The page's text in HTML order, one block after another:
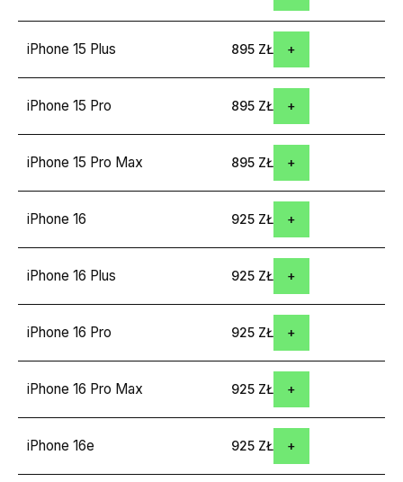
iPhone 15 Plus 895 ZŁ
iPhone 15 Pro 895 ZŁ
iPhone 15 Pro Max 895 ZŁ
iPhone 16 925 ZŁ
iPhone 16 Plus 925 ZŁ
iPhone 16 Pro 925 ZŁ
iPhone 16 Pro Max 925 ZŁ
iPhone 16e 925 ZŁ